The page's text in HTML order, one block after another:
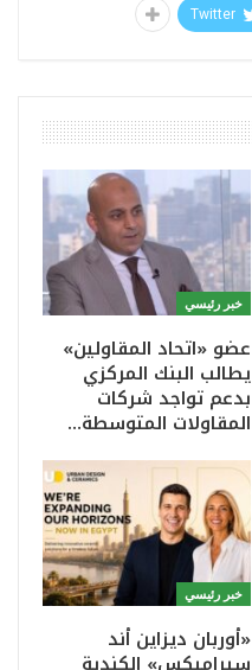
Twitter
خبر رئيسي
عضو «اتحاد المقاولين»
يطالب البنك المركزي
بدعم تواجد شركات
المقاولات المتوسطة…
خبر رئيسي
«أوربان ديزاين أند